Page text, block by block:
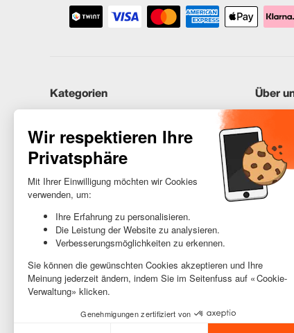
Kategorien
Samsung
Huawei
Benötigst du Hilfe?
Über
Unser